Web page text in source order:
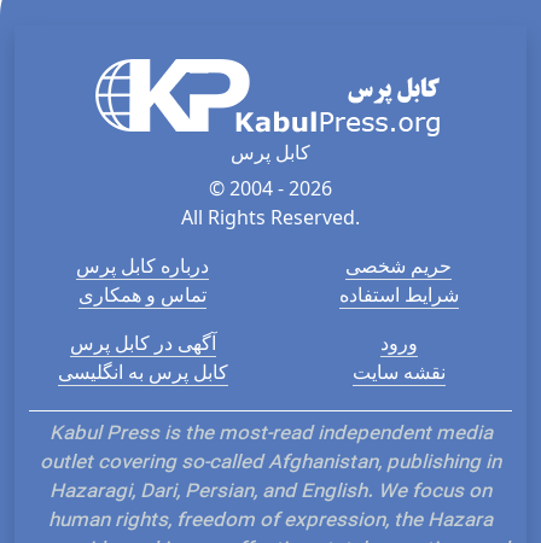
کابل پرس
© 2004 - 2026
All Rights Reserved.
درباره کابل پرس
تماس و همکاری
حریم شخصی
شرایط استفاده
آگهی در کابل پرس
کابل پرس به انگلیسی
ورود
نقشه سایت
Kabul Press is the most-read independent media
outlet covering so-called Afghanistan, publishing in
Hazaragi, Dari, Persian, and English. We focus on
human rights, freedom of expression, the Hazara